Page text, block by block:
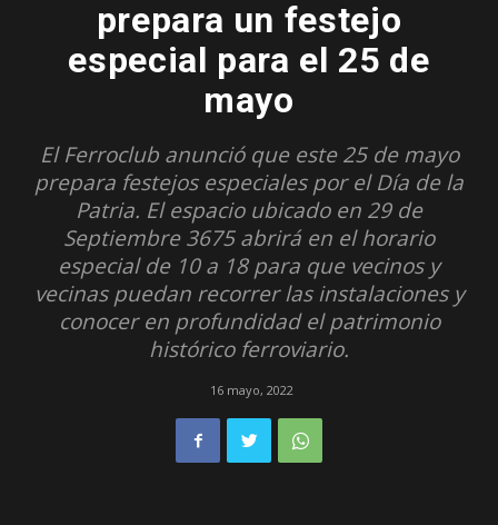
prepara un festejo
especial para el 25 de
mayo
El Ferroclub anunció que este 25 de mayo
prepara festejos especiales por el Día de la
Patria. El espacio ubicado en 29 de
Septiembre 3675 abrirá en el horario
especial de 10 a 18 para que vecinos y
vecinas puedan recorrer las instalaciones y
conocer en profundidad el patrimonio
histórico ferroviario.
16 mayo, 2022